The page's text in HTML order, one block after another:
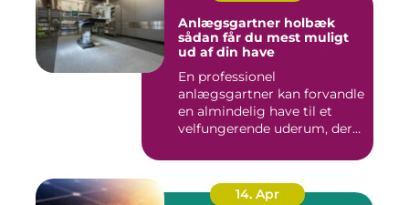
Anlægsgartner holbæk
sådan får du mest muligt
ud af din have
En professionel
anlægsgartner kan forvandle
en almindelig have til et
velfungerende uderum, der
14. Apr